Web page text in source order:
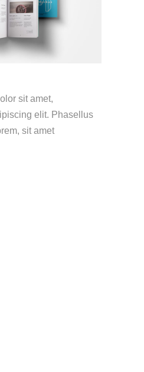
sit amet,
elit. Phasellus
sit amet